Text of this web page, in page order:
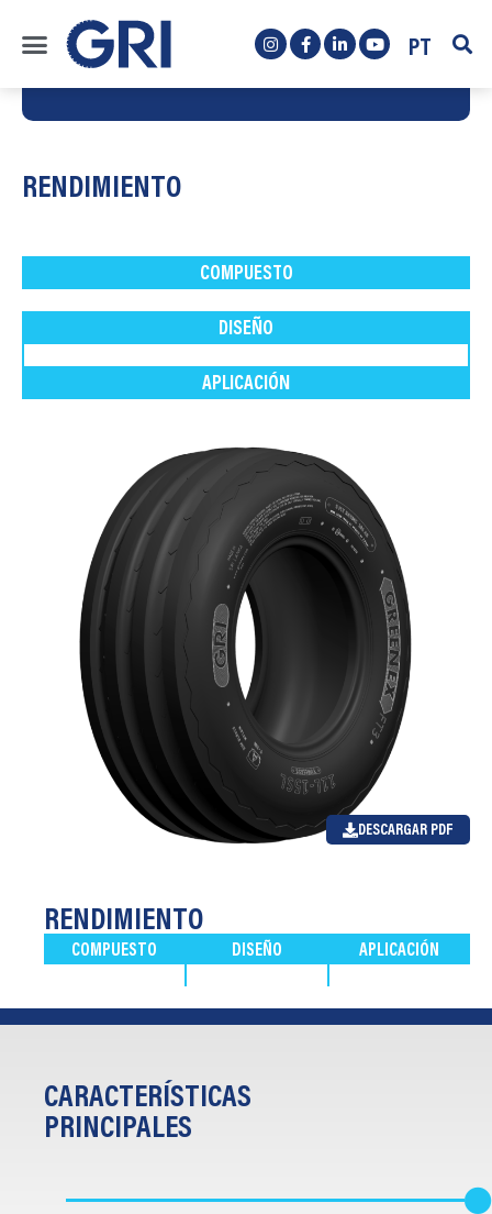
PT
RENDIMIENTO
COMPUESTO
DISEÑO
APLICACIÓN
DESCARGAR PDF
RENDIMIENTO
COMPUESTO DISEÑO APLICACIÓN
CARACTERÍSTICAS
PRINCIPALES